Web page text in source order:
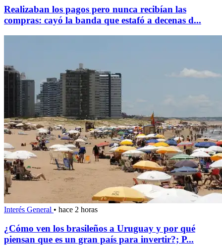
Realizaban los pagos pero nunca recibían las
compras: cayó la banda que estafó a decenas d...
Interés General • hace 2 horas
¿Cómo ven los brasileños a Uruguay y por qué
piensan que es un gran país para invertir?; P...